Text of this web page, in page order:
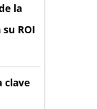
la
ROI
clave